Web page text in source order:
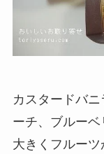
カスタードバ
ーチ、ブルー
大きくフルー